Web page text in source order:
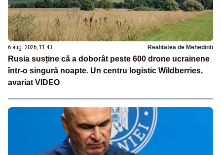
6 aug. 2026, 11:43 Realitatea de Mehedinti
Rusia susține că a doborât peste 600 drone ucrainene
într-o singură noapte. Un centru logistic Wildberries,
avariat VIDEO